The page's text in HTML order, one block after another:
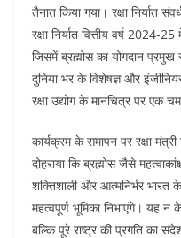
तैनात किया गया। रक्षा निर्यात
रक्षा निर्यात वित्तीय वर्ष
जिसमें ब्रह्मोस का योगदान प्रमुख
दुनिया भर के विशेषज्ञ और
रक्षा उद्योग के मानचित्र पर एक
कार्यक्रम के समापन पर रक्षा
दोहराया कि ब्रह्मोस जैसे
शक्तिशाली और आत्मनिर्भर भारत
महत्वपूर्ण भूमिका निभाएंगे। यह न
बल्कि पूरे राष्ट्र की प्रगति का